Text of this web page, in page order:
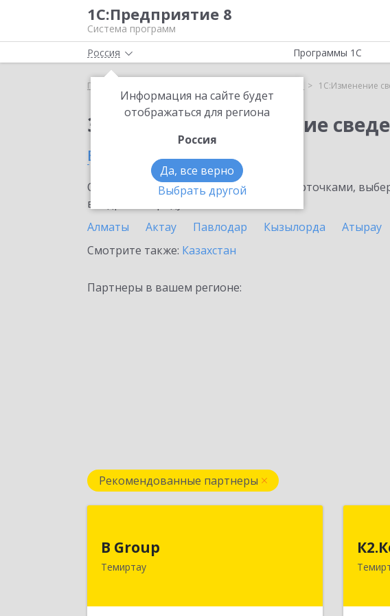
1С:Предприятие 8
Система программ
Россия
Информация на сайте будет
отображаться для региона
Россия
Да, все верно
Выбрать другой
Программы 1С
Главная 1С:Изменение
Заказать 1С:Изменение
в Темиртау
Ознакомьтесь с информационными карточками,
внедрение продукта.
Алматы
Актау Павлодар Кызылорда Атырау
Смотрите также: Казахстан
Партнеры в вашем регионе:
Рекомендованные партнеры
B Group
Темиртау
РК, 101404, Карагандинская обл.,
Подробнее